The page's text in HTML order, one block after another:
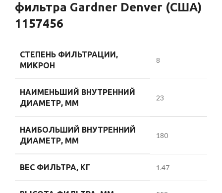
фильтра Gardner Denver (США)
1157456
СТЕПЕНЬ ФИЛЬТРАЦИИ,
МИКРОН
8
НАИМЕНЬШИЙ ВНУТРЕННИЙ
ДИАМЕТР, ММ
23
НАИБОЛЬШИЙ ВНУТРЕННИЙ
ДИАМЕТР, ММ
180
ВЕС ФИЛЬТРА, КГ 1.47